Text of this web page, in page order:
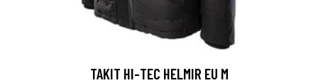
TAKIT HI-TEC HELMIR EU M